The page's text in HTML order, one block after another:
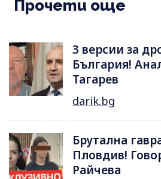
Прочети още
3 версии за
България!
Тагарев
darik.bg
Брутална
Пловдив!
Райчева